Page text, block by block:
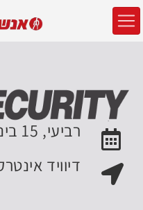
האירוע יתקיים בתאריך
רביעי, 15 בינואר 2014
מקום האירוע:
דיוויד